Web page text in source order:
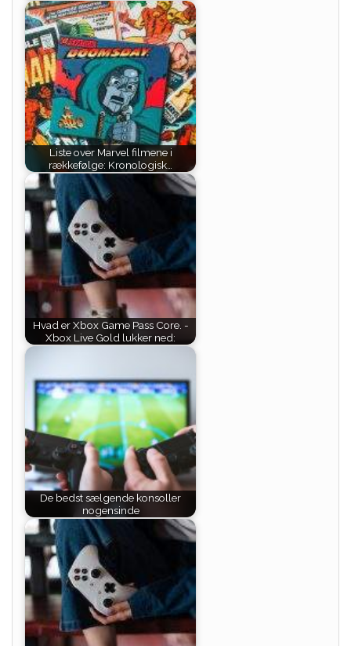
Liste over Marvel filmene i
rækkefølge: Kronologisk…
Hvad er Xbox Game Pass Core. -
Xbox Live Gold lukker ned:
De bedst sælgende konsoller
nogensinde